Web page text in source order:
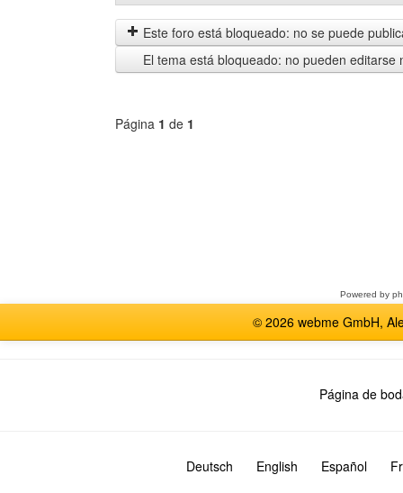
mensajes
anteriores
by
Este foro está bloqueado: no se puede
El tema está bloqueado: no pueden editarse
Página 1 de 1
Powered by
© 2026 webme GmbH,
Página de
Deutsch English Español